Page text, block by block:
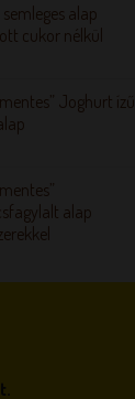
semleges alap
cukor nélkül
mentes” Joghurt ízű
alap